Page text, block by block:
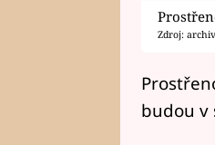
Zdroj:
budou v